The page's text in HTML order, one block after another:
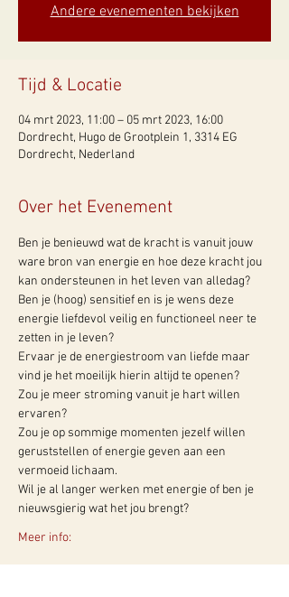
Andere evenementen bekijken
Tijd & Locatie
04 mrt 2023, 11:00 – 05 mrt 2023, 16:00
Dordrecht, Hugo de Grootplein 1, 3314 EG
Dordrecht, Nederland
Over het Evenement
Ben je benieuwd wat de kracht is vanuit jouw
ware bron van energie en hoe deze kracht jou
kan ondersteunen in het leven van alledag?
Ben je (hoog) sensitief en is je wens deze
energie liefdevol veilig en functioneel neer te
zetten in je leven?
Ervaar je de energiestroom van liefde maar
vind je het moeilijk hierin altijd te openen?
Zou je meer stroming vanuit je hart willen
ervaren?
Zou je op sommige momenten jezelf willen
geruststellen of energie geven aan een
vermoeid lichaam.
Wil je al langer werken met energie of ben je
nieuwsgierig wat het jou brengt?
Meer info: